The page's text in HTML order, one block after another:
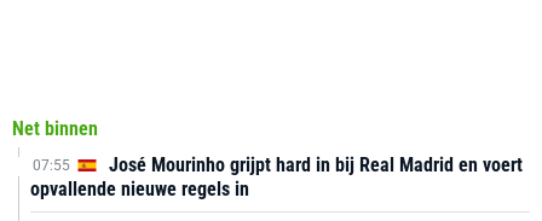
Net binnen
07:55
José Mourinho grijpt hard in bij Real Madrid en voert
opvallende nieuwe regels in